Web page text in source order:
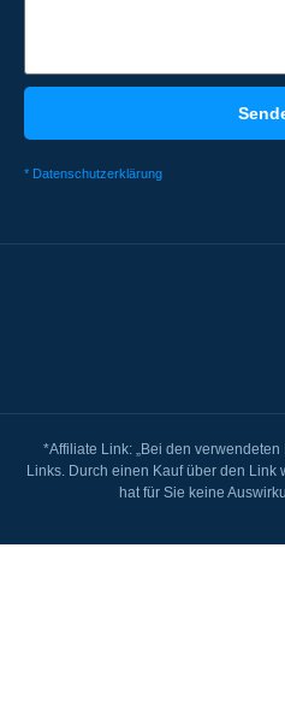
* Datenschutzerklärung
*Affiliate Link: „Bei den
Links. Durch einen Kauf über den Link
hat für Sie keine